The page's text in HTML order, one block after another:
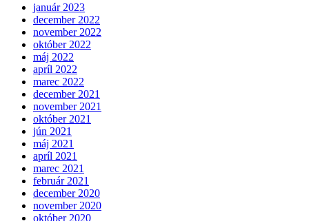
január 2023
december 2022
november 2022
október 2022
máj 2022
apríl 2022
marec 2022
december 2021
november 2021
október 2021
jún 2021
máj 2021
apríl 2021
marec 2021
február 2021
december 2020
november 2020
október 2020